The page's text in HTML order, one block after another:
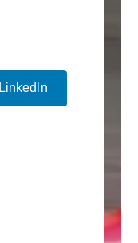
LinkedIn